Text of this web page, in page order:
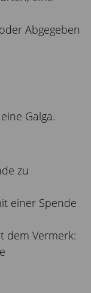
Abgegeben
Galga.
zu
einer Spende
dem Vermerk: